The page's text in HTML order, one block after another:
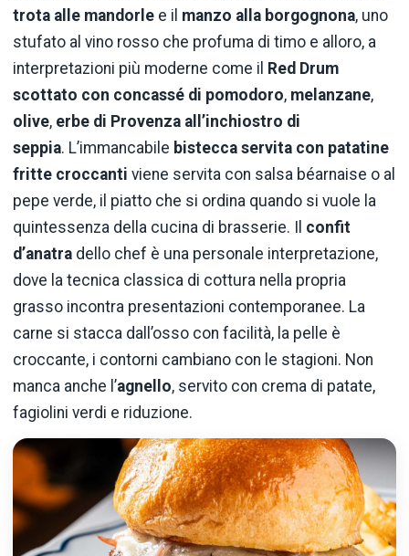
trota alle mandorle e il manzo alla borgognona, uno
stufato al vino rosso che profuma di timo e alloro, a
interpretazioni più moderne come il Red Drum
scottato con concassé di pomodoro, melanzane,
olive, erbe di Provenza all’inchiostro di
seppia. L’immancabile bistecca servita con patatine
fritte croccanti viene servita con salsa béarnaise o al
pepe verde, il piatto che si ordina quando si vuole la
quintessenza della cucina di brasserie. Il confit
d’anatra dello chef è una personale interpretazione,
dove la tecnica classica di cottura nella propria
grasso incontra presentazioni contemporanee. La
carne si stacca dall’osso con facilità, la pelle è
croccante, i contorni cambiano con le stagioni. Non
manca anche l’agnello, servito con crema di patate,
fagiolini verdi e riduzione.